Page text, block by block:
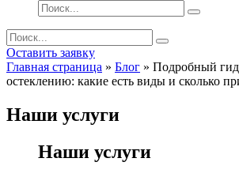
Оставить заявку
Главная страница » Блог » Подробный
остеклению: какие есть виды и сколько
Наши услуги
Наши услуги